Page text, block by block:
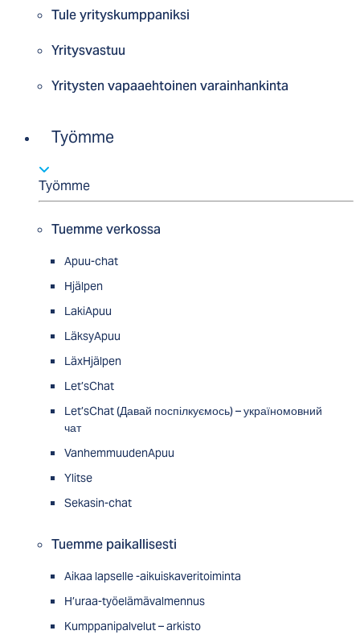
Tule yrityskumppaniksi
Yritysvastuu
Yritysten vapaaehtoinen varainhankinta
Työmme
Työmme
Tuemme verkossa
Apuu-chat
Hjälpen
LakiApuu
LäksyApuu
LäxHjälpen
Let’sChat
Let’sChat (Давай поспілкуємось) – україномовний
чат
VanhemmuudenApuu
Ylitse
Sekasin-chat
Tuemme paikallisesti
Aikaa lapselle -aikuiskaveritoiminta
H’uraa-työelämävalmennus
Kumppanipalvelut – arkisto